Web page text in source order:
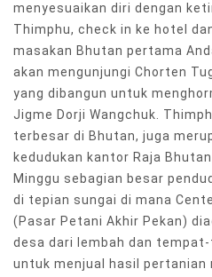
menyesuaikan diri dengan
Thimphu, check in ke hotel
masakan Bhutan pertama
akan mengunjungi Chorten
yang dibangun untuk
Jigme Dorji Wangchuk.
terbesar di Bhutan, juga
kedudukan kantor Raja
Minggu sebagian besar
di tepian sungai di mana
(Pasar Petani Akhir Pekan)
desa dari lembah dan
untuk menjual hasil